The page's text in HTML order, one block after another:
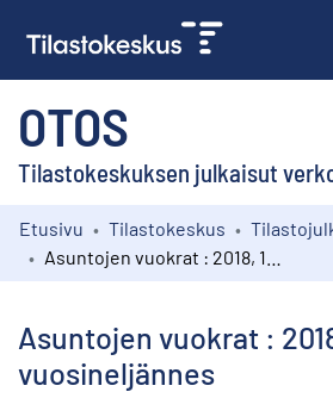
OTOS
Tilastokeskuksen julkaisut
Kokoelmat
Etusivu Tilastokeskus
Asuntojen vuokrat :
vuosineljännes